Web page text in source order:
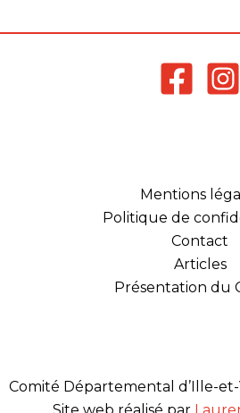
créneaux compétiteurs
jeunes ou adultes dans
Mentions
Politique de
Contact
Articles
Présentation du
Comité Départemental d’Ille-